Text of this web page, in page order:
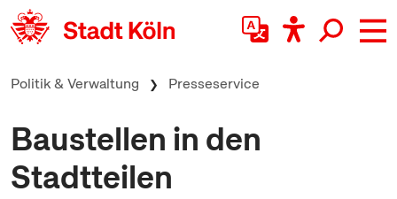
zum Inhalt springen
Politik & Verwaltung Presseservice
Baustellen in den
Stadtteilen